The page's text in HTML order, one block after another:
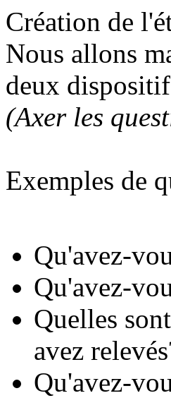
Création de
Nous allons
deux
(Axer les
Exemples de
Qu'avez-
Qu'avez-
Quelles
avez
Qu'avez-